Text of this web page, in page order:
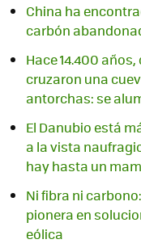
China ha
carbón
Hace 14.400
cruzaron una
antorchas: se
El Danubio está
a la vista
hay hasta un
Ni fibra ni
pionera en
eólica